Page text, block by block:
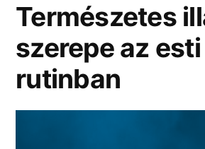
Természetes
szerepe az esti
rutinban